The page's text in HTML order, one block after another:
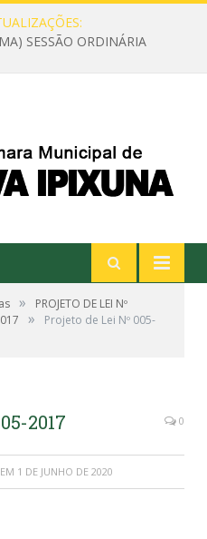
SESSÃO ORDINÁRIA
»
PROJETO DE LEI Nº
»
Projeto de Lei Nº 005-
2017 0
EM 1 DE JUNHO DE 2020